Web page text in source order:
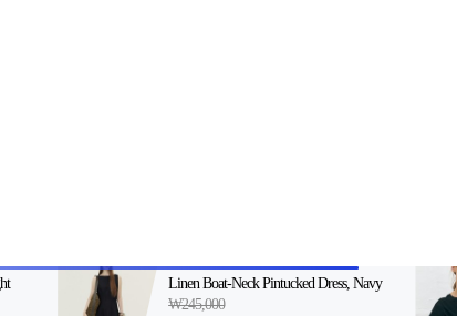
398-8000 팩스: 02-398-8129 사업자등록번호: 102-81-32883
아54287
등록일자: 2022.06.03